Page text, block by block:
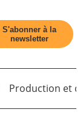
S'abonner à la
newsletter
Production et